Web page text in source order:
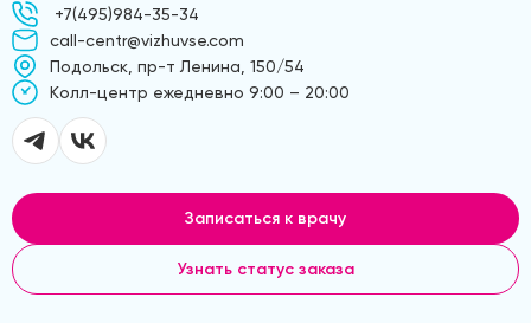
+7(495)984-35-34
call-centr@vizhuvse.com
Подольск, пр-т Ленина, 150/54
Kолл-центр ежедневно 9:00 – 20:00
Записаться к врачу
Узнать статус заказа